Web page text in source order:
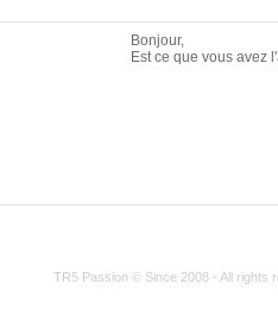
Bonjour,
Est ce que vous avez
TR5 Passion © Since 2008 - All rights